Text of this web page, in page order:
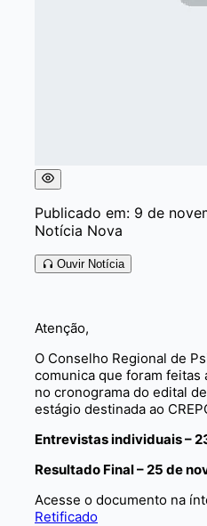
Publicado em: 9 de
Notícia Nova
Ouvir Notícia
Atenção,
O Conselho Regional de
comunica que foram feitas
no cronograma do edital
estágio destinada ao
Entrevistas individuais –
Resultado Final – 25 de
Acesse o documento na
Retificado